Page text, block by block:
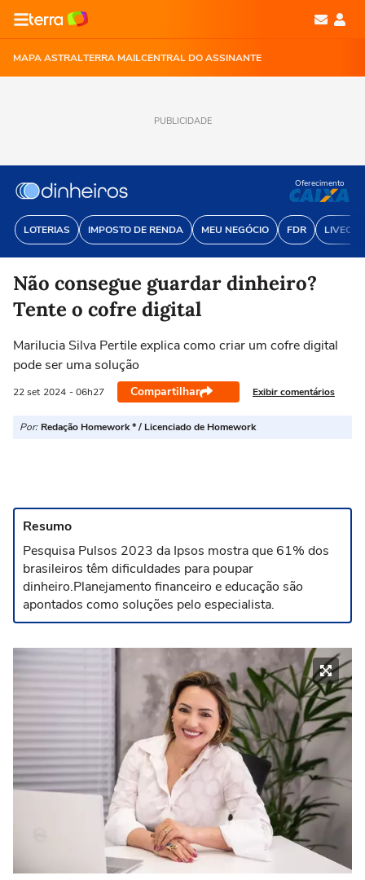
MAPA ASTRALTERRA MAILCENTRAL DO ASSINANTE
PUBLICIDADE
LOTERIAS IMPOSTO DE RENDA MEU NEGÓCIO FDR
Oferecimento
Não consegue guardar dinheiro?
Tente o cofre digital
Marilucia Silva Pertile explica como criar um cofre digital
pode ser uma solução
22 set 2024 - 06h27 Compartilhar Exibir comentários
Por: Redação Homework * / Licenciado de Homework
Resumo
Pesquisa Pulsos 2023 da Ipsos mostra que 61% dos
brasileiros têm dificuldades para poupar
dinheiro.Planejamento financeiro e educação são
apontados como soluções pelo especialista.